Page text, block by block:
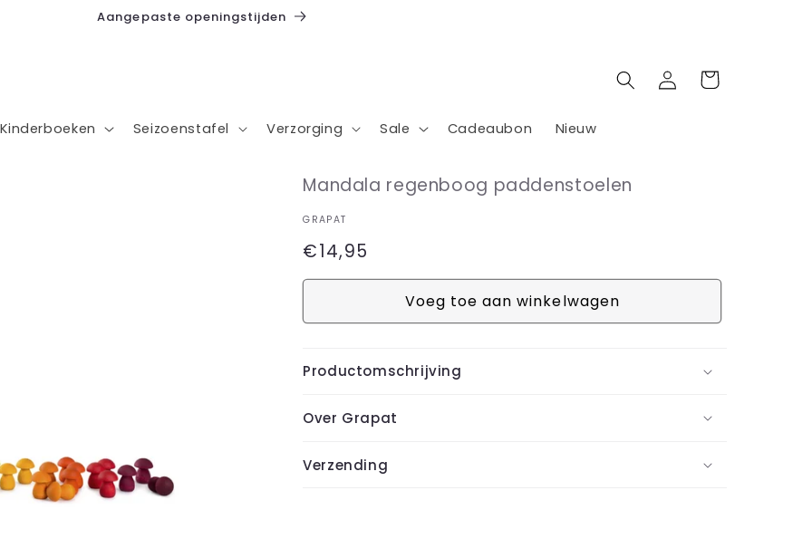
Aangepaste openingstijden
Kinderboeken Seizoenstafel Verzorging Sale Cadeaubon Nieuw
Inloggen
Winkelwagen
Mandala regenboog paddenstoelen
GRAPAT
Normale
prijs
€14,95
Voeg toe aan winkelwagen
Productomschrijving
Over Grapat
Verzending